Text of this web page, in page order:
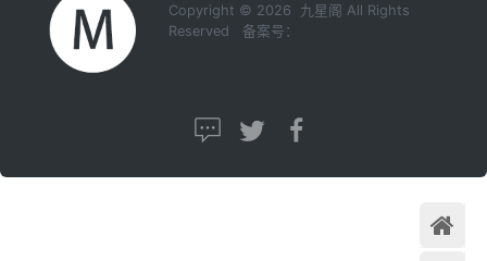
Copyright © 2026 九星阁 All Rights
Reserved 备案号：